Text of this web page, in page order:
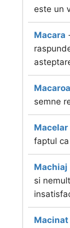
este un
Macara
semne
Macelar
faptul
Machiaj
si
Macinat